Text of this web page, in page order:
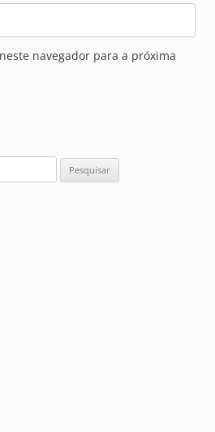
navegador para a próxima